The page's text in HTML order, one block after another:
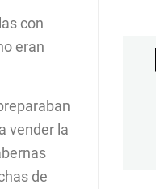
con
eran
vender la
de